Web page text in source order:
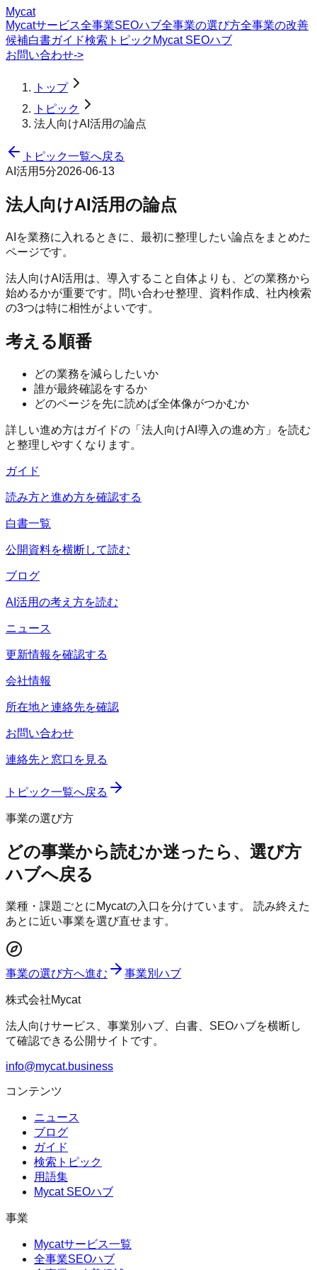
Mycat
Mycatサービス全事業SEOハブ全事業の選び方全事業の改善
候補白書ガイド検索トピック Mycat SEOハブ
お問い合わせ->
トップ
トピック
法人向けAI活用の論点
トピック一覧へ戻る
AI活用5分2026-06-13
法人向けAI活用の論点
AIを業務に入れるときに、最初に整理したい論点をまとめた
ページです。
法人向けAI活用は、導入すること自体よりも、どの業務から
始めるかが重要です。問い合わせ整理、資料作成、社内検索
の3つは特に相性がよいです。
考える順番
どの業務を減らしたいか
誰が最終確認をするか
どのページを先に読めば全体像がつかむか
詳しい進め方はガイドの「法人向けAI導入の進め方」を読む
と整理しやすくなります。
ガイド
読み方と進め方を確認する
白書一覧
公開資料を横断して読む
ブログ
AI活用の考え方を読む
ニュース
更新情報を確認する
会社情報
所在地と連絡先を確認
お問い合わせ
連絡先と窓口を見る
トピック一覧へ戻る
事業の選び方
どの事業から読むか迷ったら、選び方
ハブへ戻る
業種・課題ごとにMycatの入口を分けています。 読み終えた
あとに近い事業を選び直せます。
事業の選び方へ進む 事業別ハブ
株式会社Mycat
法人向けサービス、事業別ハブ、白書、SEOハブを横断し
て確認できる公開サイトです。
info@mycat.business
コンテンツ
ニュース
ブログ
ガイド
検索トピック
用語集
Mycat SEOハブ
事業
Mycatサービス一覧
全事業SEOハブ